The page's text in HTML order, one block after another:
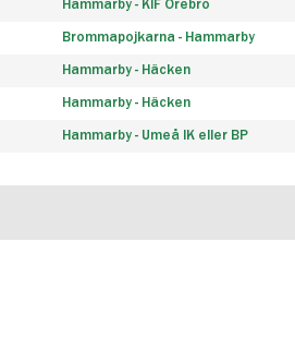
Hammarby - KIF Örebro
Brommapojkarna - Hammarby
Hammarby - Häcken
Hammarby - Häcken
Hammarby - Umeå IK eller BP